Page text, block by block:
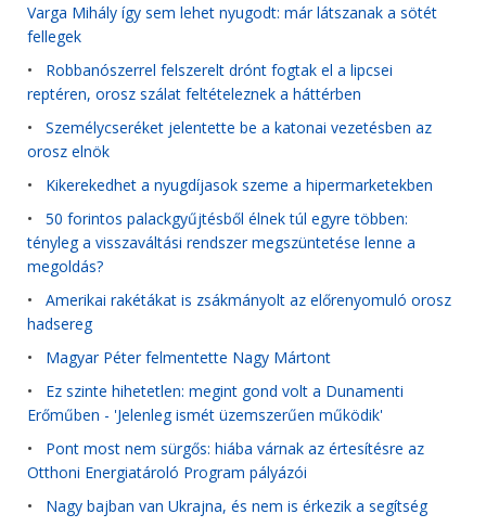
Varga Mihály így sem lehet nyugodt: már látszanak a sötét
fellegek
• Robbanószerrel felszerelt drónt fogtak el a lipcsei
reptéren, orosz szálat feltételeznek a háttérben
• Személycseréket jelentette be a katonai vezetésben az
orosz elnök
• Kikerekedhet a nyugdíjasok szeme a hipermarketekben
• 50 forintos palackgyűjtésből élnek túl egyre többen:
tényleg a visszaváltási rendszer megszüntetése lenne a
megoldás?
• Amerikai rakétákat is zsákmányolt az előrenyomuló orosz
hadsereg
• Magyar Péter felmentette Nagy Mártont
• Ez szinte hihetetlen: megint gond volt a Dunamenti
Erőműben - 'Jelenleg ismét üzemszerűen működik'
• Pont most nem sürgős: hiába várnak az értesítésre az
Otthoni Energiatároló Program pályázói
• Nagy bajban van Ukrajna, és nem is érkezik a segítség